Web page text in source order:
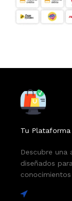
Tu Plataforma
Descubre una
diseñados